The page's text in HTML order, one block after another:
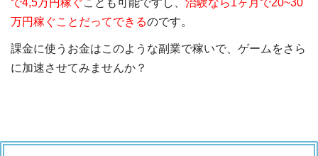
万円稼ぐことだってできるのです。
課金に使うお金はこのような副業で稼いで、ゲームをさら
に加速させてみませんか？